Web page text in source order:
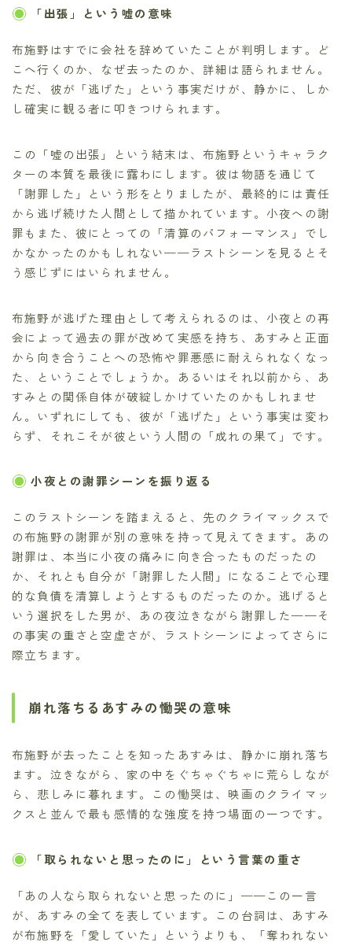
「出張」という嘘の意味
布施野はすでに会社を辞めていたことが判明します。ど
こへ行くのか、なぜ去ったのか、詳細は語られません。
ただ、彼が「逃げた」という事実だけが、静かに、しか
し確実に観る者に叩きつけられます。
この「嘘の出張」という結末は、布施野というキャラク
ターの本質を最後に露わにします。彼は物語を通じて
「謝罪した」という形をとりましたが、最終的には責任
から逃げ続けた人間として描かれています。小夜への謝
罪もまた、彼にとっての「清算のパフォーマンス」でし
かなかったのかもしれない——ラストシーンを見るとそ
う感じずにはいられません。
布施野が逃げた理由として考えられるのは、小夜との再
会によって過去の罪が改めて実感を持ち、あすみと正面
から向き合うことへの恐怖や罪悪感に耐えられなくなっ
た、ということでしょうか。あるいはそれ以前から、あ
すみとの関係自体が破綻しかけていたのかもしれませ
ん。いずれにしても、彼が「逃げた」という事実は変わ
らず、それこそが彼という人間の「成れの果て」です。
小夜との謝罪シーンを振り返る
このラストシーンを踏まえると、先のクライマックスで
の布施野の謝罪が別の意味を持って見えてきます。あの
謝罪は、本当に小夜の痛みに向き合ったものだったの
か、それとも自分が「謝罪した人間」になることで心理
的な負債を清算しようとするものだったのか。逃げると
いう選択をした男が、あの夜泣きながら謝罪した——そ
の事実の重さと空虚さが、ラストシーンによってさらに
際立ちます。
崩れ落ちるあすみの慟哭の意味
布施野が去ったことを知ったあすみは、静かに崩れ落ち
ます。泣きながら、家の中をぐちゃぐちゃに荒らしなが
ら、悲しみに暮れます。この慟哭は、映画のクライマッ
クスと並んで最も感情的な強度を持つ場面の一つです。
「取られないと思ったのに」という言葉の重さ
「あの人なら取られないと思ったのに」——この一言
が、あすみの全てを表しています。この台詞は、あすみ
が布施野を「愛していた」というよりも、「奪われない